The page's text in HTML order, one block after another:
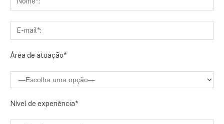
Área de atuação*
Nível de experiência*